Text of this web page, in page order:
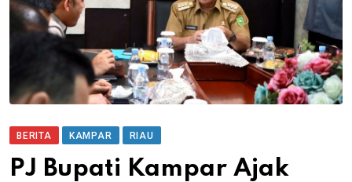
BERITA KAMPAR RIAU
PJ Bupati Kampar Ajak